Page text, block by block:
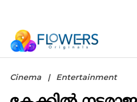
Cinema Entertainment